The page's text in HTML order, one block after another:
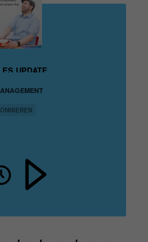
UPDATE